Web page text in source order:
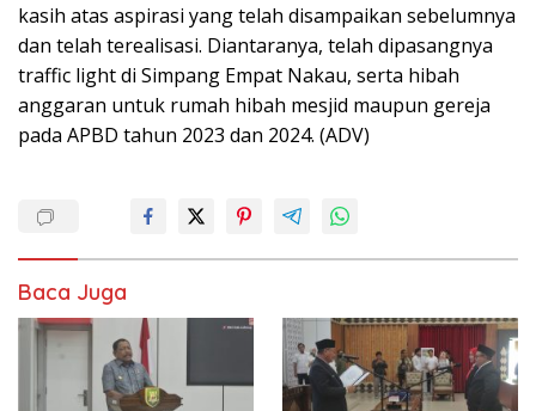
kasih atas aspirasi yang telah disampaikan sebelumnya
dan telah terealisasi. Diantaranya, telah dipasangnya
traffic light di Simpang Empat Nakau, serta hibah
anggaran untuk rumah hibah mesjid maupun gereja
pada APBD tahun 2023 dan 2024. (ADV)
Baca Juga